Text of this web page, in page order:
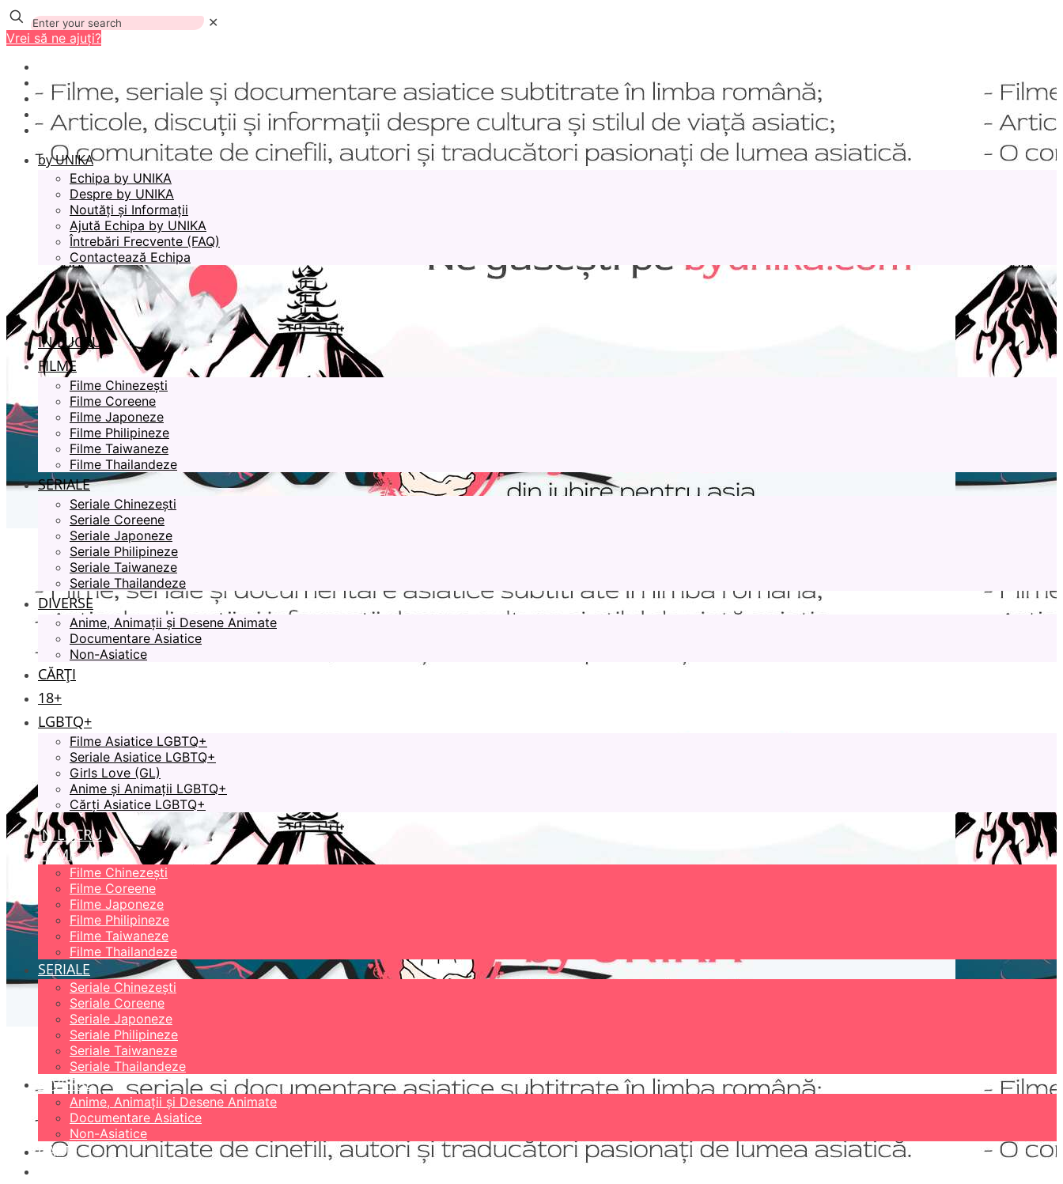
✕
Vrei să ne ajuți?
by UNIKA
Echipa by UNIKA
Despre by UNIKA
Noutăți și Informații
Ajută Echipa by UNIKA
Întrebări Frecvente (FAQ)
Contactează Echipa
ÎN LUCRU
FILME
Filme Chinezești
Filme Coreene
Filme Japoneze
Filme Philipineze
Filme Taiwaneze
Filme Thailandeze
SERIALE
Seriale Chinezești
Seriale Coreene
Seriale Japoneze
Seriale Philipineze
Seriale Taiwaneze
Seriale Thailandeze
DIVERSE
Anime, Animații și Desene Animate
Documentare Asiatice
Non-Asiatice
CĂRȚI
18+
LGBTQ+
Filme Asiatice LGBTQ+
Seriale Asiatice LGBTQ+
Girls Love (GL)
Anime și Animații LGBTQ+
Cărți Asiatice LGBTQ+
ÎN LUCRU
FILME
Filme Chinezești
Filme Coreene
Filme Japoneze
Filme Philipineze
Filme Taiwaneze
Filme Thailandeze
SERIALE
Seriale Chinezești
Seriale Coreene
Seriale Japoneze
Seriale Philipineze
Seriale Taiwaneze
Seriale Thailandeze
DIVERSE
Anime, Animații și Desene Animate
Documentare Asiatice
Non-Asiatice
CĂRȚI